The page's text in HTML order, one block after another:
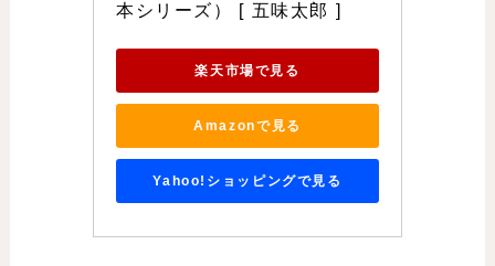
本シリーズ） [ 五味太郎 ]
楽天市場で見る
Amazonで見る
Yahoo!ショッピングで見る